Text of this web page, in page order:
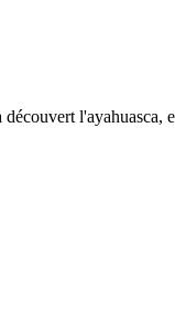
l'ayahuasca,